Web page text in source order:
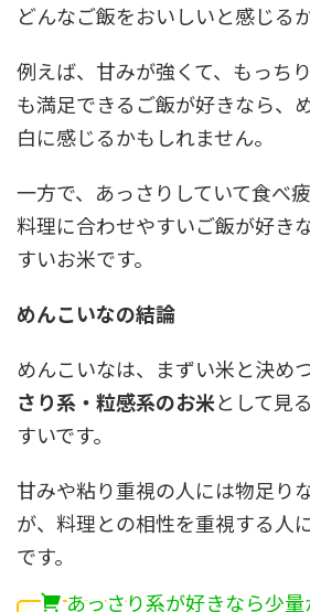
どんなご飯をおいしいと感じる
例えば、甘みが強くて、もっち
も満足できるご飯が好きなら、
白に感じるかもしれません。
一方で、あっさりしていて食べ
料理に合わせやすいご飯が好き
すいお米です。
めんこいなの結論
めんこいなは、まずい米と決め
さり系・粒感系のお米として見
すいです。
甘みや粘り重視の人には物足り
が、料理との相性を重視する人
です。
あっさり系が好きなら少